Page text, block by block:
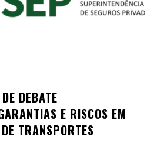
DEBATE
E RISCOS EM
TRANSPORTES